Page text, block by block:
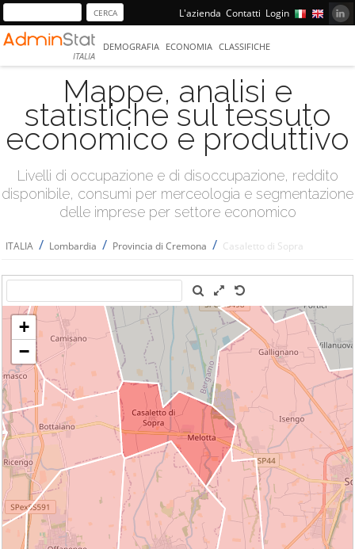
L'azienda Contatti Login
ITALIA
DEMOGRAFIA ECONOMIA CLASSIFICHE
Mappe, analisi e
statistiche sul tessuto
economico e produttivo
Livelli di occupazione e di disoccupazione, reddito
disponibile, consumi per merceologia e segmentazione
delle imprese per settore economico
ITALIA / Lombardia / Provincia di Cremona / Casaletto di Sopra